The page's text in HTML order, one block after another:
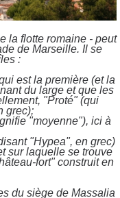
la flotte romaine - peut
de Marseille. Il se
:
est la première (et la
du large et que les
"Proté" (qui
grec);
"moyenne"), ici à
"Hypea", en grec)
sur laquelle se trouve
fort" construit en
du siège de Massalia